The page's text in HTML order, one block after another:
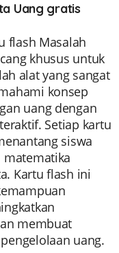
Uang gratis
flash Masalah
khusus untuk
alat yang sangat
konsep
uang dengan
Setiap kartu
siswa
Kartu flash ini
membuat
uang.